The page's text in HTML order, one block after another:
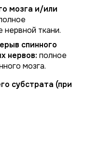
мозга и/или
ткани.
спинного
нервов: полное
мозга.
субстрата (при